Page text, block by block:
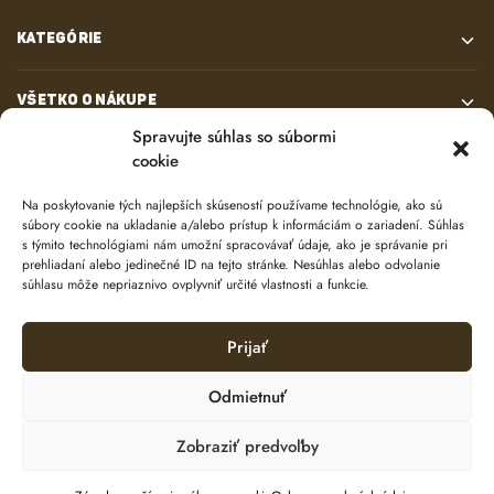
Spravujte súhlas so súbormi
cookie
Na poskytovanie tých najlepších skúseností používame technológie, ako sú
súbory cookie na ukladanie a/alebo prístup k informáciám o zariadení. Súhlas
s týmito technológiami nám umožní spracovávať údaje, ako je správanie pri
prehliadaní alebo jedinečné ID na tejto stránke. Nesúhlas alebo odvolanie
súhlasu môže nepriaznivo ovplyvniť určité vlastnosti a funkcie.
Prijať
Odmietnuť
Zobraziť predvoľby
ktorí svoje stroje vystavujú extrémnemu zaťaženiu, vysokým
otáčkam a dlhým pracovným cyklom. Sú nevyhnutnosťou
pre pretekárske a najvýkonnejšie modely píl.
Hlavná výhoda:Poskytujú bezkonkurenčnú ochranu aj pri
bez karbónových usadenín a maximalizujú jeho výkon a
životnosť.
PREČO JE INVESTÍCIA DO
KVALITNÉHO OLEJA KĽÚČOVÁ?
Používanie lacných, necertifikovaných olejov je najčastejšou
príčinou predčasného opotrebenia a zničenia motora. S
Predĺženú životnosť motora:Chránite najdrahšiu časť
Vášho stroja.
KATEGÓRIE
VŠETKO O NÁKUPE
© 2024 e-shop od
Ochrana osobných údajov